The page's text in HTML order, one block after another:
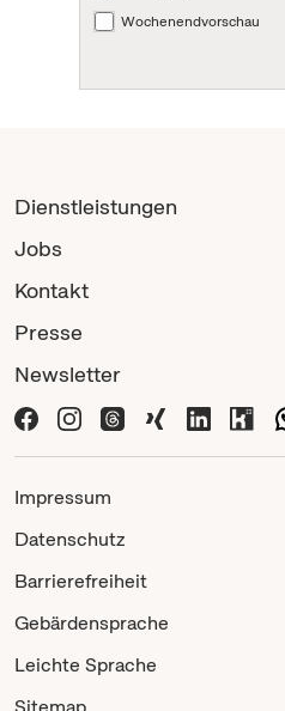
Wochenendvorschau
Dienstleistungen
Jobs
Kontakt
Presse
Newsletter
Impressum
Datenschutz
Barrierefreiheit
Gebärdensprache
Leichte Sprache